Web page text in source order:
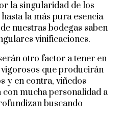
la singularidad de los
la más pura esencia
nuestras bodegas saben
vinificaciones.
otro factor a tener en
vigorosos que producirán
y en contra, viñedos
mucha personalidad a
buscando